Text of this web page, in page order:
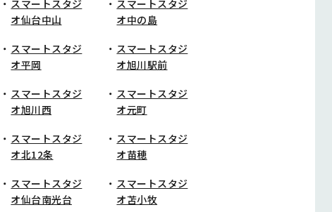
スマートスタジ
オ仙台中山
スマートスタジ
オ中の島
スマートスタジ
オ平岡
スマートスタジ
オ旭川駅前
スマートスタジ
オ旭川西
スマートスタジ
オ元町
スマートスタジ
オ北12条
スマートスタジ
オ苗穂
スマートスタジ
オ仙台南光台
スマートスタジ
オ苫小牧